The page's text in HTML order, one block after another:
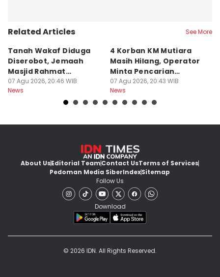
Related Articles See More
Tanah Wakaf Diduga
Diserobot, Jemaah
Masjid Rahmat
Surabaya Protes
07 Agu 2026, 20:46 WIB
News
4 Korban KM Mutiara
Masih Hilang, Operator
Minta Pencarian
Dilanjut
07 Agu 2026, 20:43 WIB
News
About UsEditorial TeamContact UsTerms of Services
Pedoman Media SiberIndexSitemap
Follow Us
Download
© 2026 IDN. All Rights Reserved.